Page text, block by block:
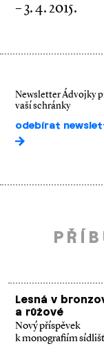
– 3. 4. 2015.
Newsletter Ádvojky
vaší schránky
odebírat
Lesná v
a růžové
Nový příspěvek
k monografiím sídlišť